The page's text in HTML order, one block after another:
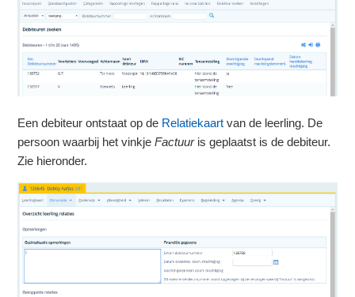
Een debiteur ontstaat op de Relatiekaart van de leerling. De
persoon waarbij het vinkjeFactuuris geplaatst is de debiteur.
Zie hieronder.